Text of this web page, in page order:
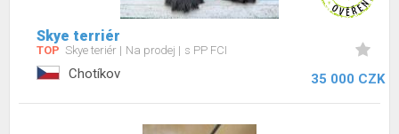
Skye terriér
TOP Skye teriér Na prodej s PP FCI
Chotíkov 35 000 CZK